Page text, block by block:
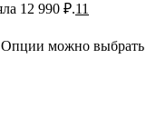
12 990 ₽.11
Опции можно выбрать